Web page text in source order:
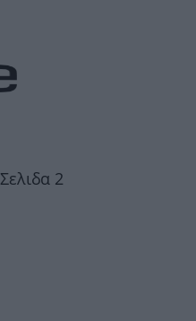
Σελιδα 2